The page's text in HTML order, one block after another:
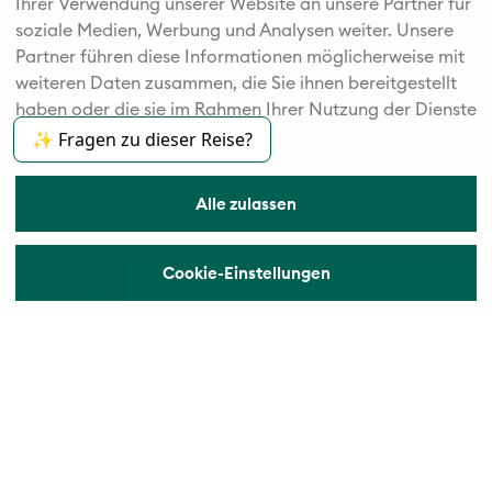
Ihrer Verwendung unserer Website an unsere Partner für
soziale Medien, Werbung und Analysen weiter. Unsere
Partner führen diese Informationen möglicherweise mit
weiteren Daten zusammen, die Sie ihnen bereitgestellt
haben oder die sie im Rahmen Ihrer Nutzung der Dienste
gesammelt haben.
Alle zulassen
Cookie-Einstellungen
✨ Fragen zu dieser Reise?
Reise planen
© 2026 Vögele Reisen